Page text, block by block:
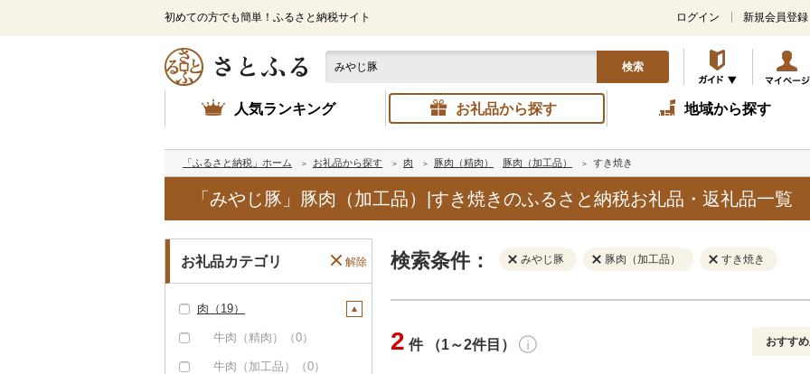
初めての方でも簡単！ふるさと納税サイト ログイン 新規会員登録
検索
人気ランキング お礼品から探す 地域から探す
「ふるさと納税」ホーム お礼品から探す 肉 豚肉（精肉） 豚肉（加工品） すき焼き
「みやじ豚」豚肉（加工品）|すき焼きのふるさと納税お礼品・返礼品一覧
お礼品カテゴリ 解除
肉（19）
牛肉（精肉）（0）
牛肉（加工品）（0）
検索条件： みやじ豚 豚肉（加工品） すき焼き
解除
2 件 （1～2件目） おすす